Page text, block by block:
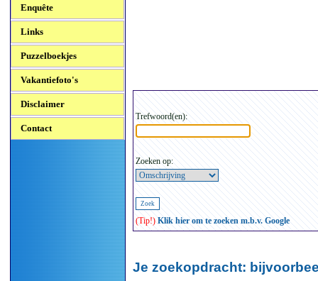
Enquête
Links
Puzzelboekjes
Vakantiefoto's
Disclaimer
Contact
Trefwoord(en):
Zoeken op:
(Tip!) Klik hier om te zoeken m.b.v. Google
Je zoekopdracht: